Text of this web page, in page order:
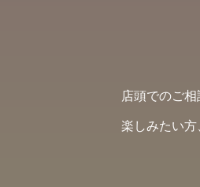
店頭でのご
楽しみたい方